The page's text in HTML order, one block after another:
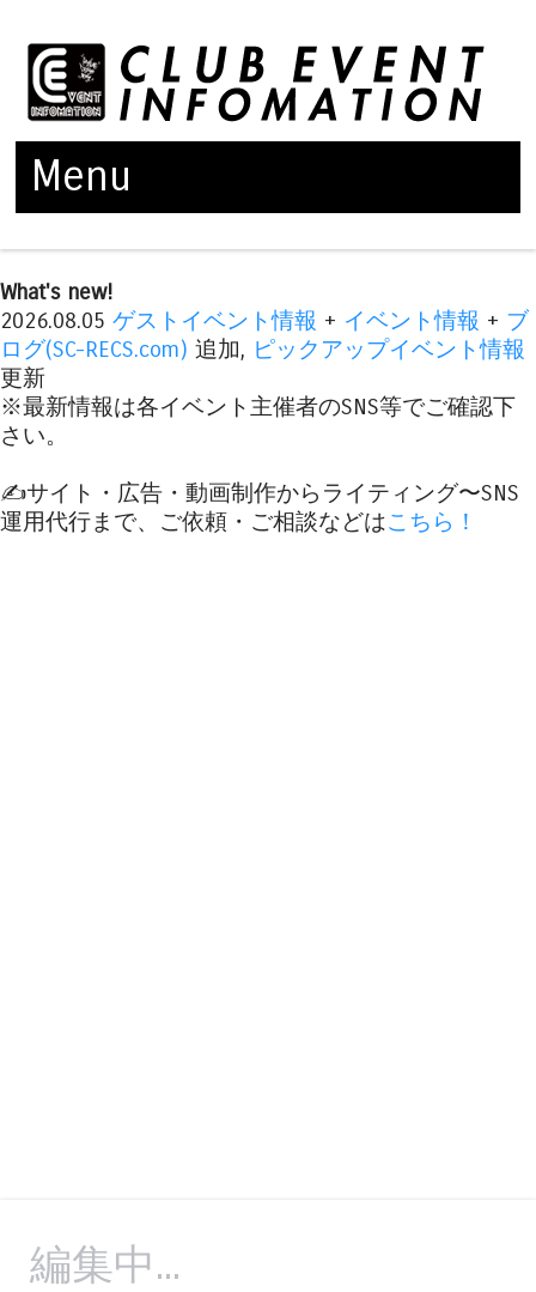
Menu
What's new!
2026.08.05 ゲストイベント情報 + イベント情報 + ブ
ログ(SC-RECS.com) 追加, ピックアップイベント情報
更新
※最新情報は各イベント主催者のSNS等でご確認下
さい。
✍️サイト・広告・動画制作からライティング〜SNS
運用代行まで、ご依頼・ご相談などはこちら！
編集中...